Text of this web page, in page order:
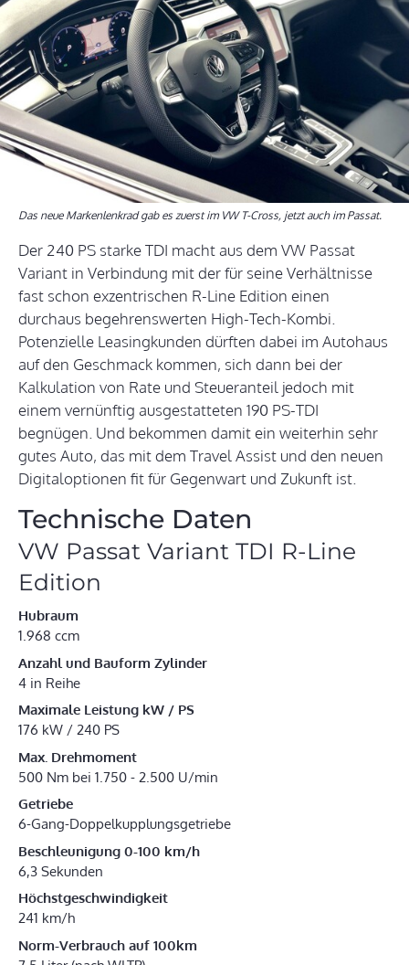
Das neue Markenlenkrad gab es zuerst im VW T-Cross, jetzt auch im Passat.
Der 240 PS starke TDI macht aus dem VW Passat
Variant in Verbindung mit der für seine Verhältnisse
fast schon exzentrischen R-Line Edition einen
durchaus begehrenswerten High-Tech-Kombi.
Potenzielle Leasingkunden dürften dabei im Autohaus
auf den Geschmack kommen, sich dann bei der
Kalkulation von Rate und Steueranteil jedoch mit
einem vernünftig ausgestatteten 190 PS-TDI
begnügen. Und bekommen damit ein weiterhin sehr
gutes Auto, das mit dem Travel Assist und den neuen
Digitaloptionen fit für Gegenwart und Zukunft ist.
Technische Daten
VW Passat Variant TDI R-Line
Edition
Hubraum
1.968 ccm
Anzahl und Bauform Zylinder
4 in Reihe
Maximale Leistung kW / PS
176 kW / 240 PS
Max. Drehmoment
500 Nm bei 1.750 - 2.500 U/min
Getriebe
6-Gang-Doppelkupplungsgetriebe
Beschleunigung 0-100 km/h
6,3 Sekunden
Höchstgeschwindigkeit
241 km/h
Norm-Verbrauch auf 100km